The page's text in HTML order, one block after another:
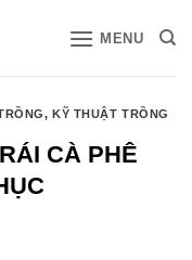
MENU
,KỸ THUẬT TRỒNG
CÀ PHÊ